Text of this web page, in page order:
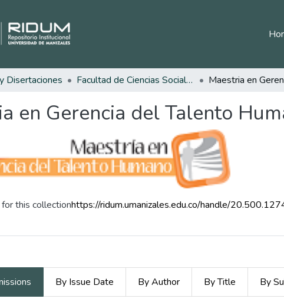
Disertaciones Facultad de Ciencias Sociales y Humanas
en Gerencia del Talento
this collectionhttps://ridum.umanizales.edu.co/handle/
By Issue Date By Author By Title By